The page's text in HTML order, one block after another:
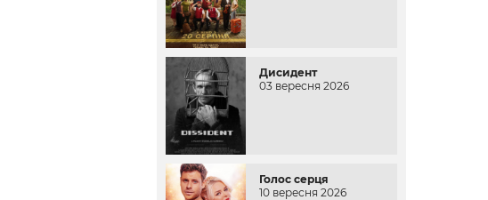
Дисидент
03 вересня 2026
Голос серця
10 вересня 2026